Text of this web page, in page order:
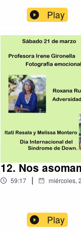
Play
12. Nos
59:17 | miércoles,
Play